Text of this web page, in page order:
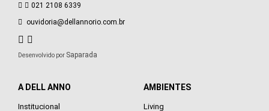
021 2108 6339
ouvidoria@dellannorio.com.br
Desenvolvido por Saparada
A DELL ANNO
Institucional
AMBIENTES
Living